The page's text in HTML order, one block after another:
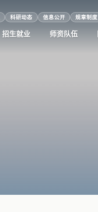
科研动态 信息公开 规章制度
招生就业 师资队伍